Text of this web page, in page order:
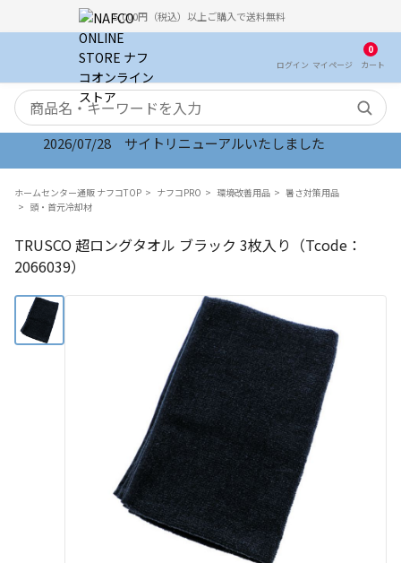
5,000円（税込）以上ご購入で送料無料
ログイン マイ ページ
0
カート
検索キーワード
2026/07/28 サイトリニューアルいたしました
ホームセンター通販 ナフコTOP ナフコPRO 環境改善用品
暑さ対策用品
頭・首元冷却材
TRUSCO 超ロングタオル ブラック 3枚入り（Tcode：
2066039）